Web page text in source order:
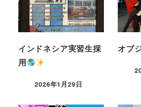
インドネシア実習生採
用
2026年1月29日
オブ